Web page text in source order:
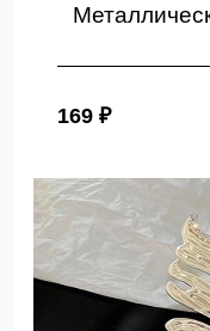
169 ₽